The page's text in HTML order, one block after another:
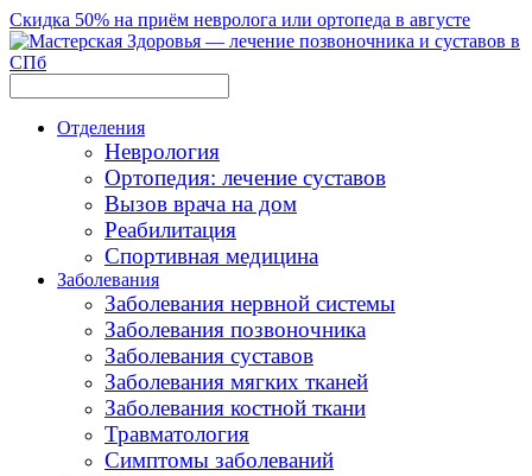
Скидка 50% на приём невролога или ортопеда в августе
Отделения
Неврология
Ортопедия: лечение суставов
Вызов врача на дом
Реабилитация
Спортивная медицина
Заболевания
Заболевания нервной системы
Заболевания позвоночника
Заболевания суставов
Заболевания мягких тканей
Заболевания костной ткани
Травматология
Симптомы заболеваний